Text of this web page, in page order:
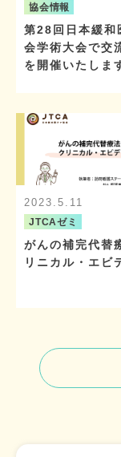
協会情報
第28回日本緩和
会学術大会で交
を開催いたしま
2023.5.11
JTCAゼミ
がんの補完代替
リニカル・エビ